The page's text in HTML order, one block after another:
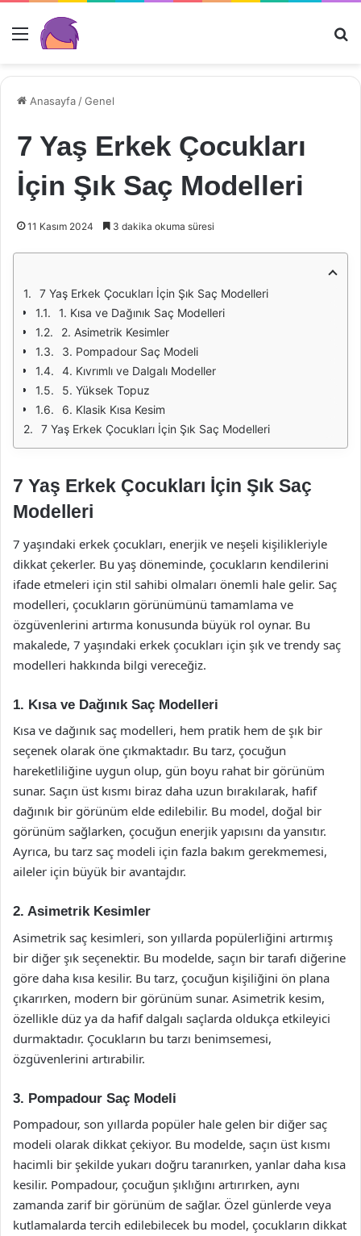
Menü
Anasayfa /Genel
7 Yaş Erkek Çocukları
İçin Şık Saç Modelleri
11 Kasım 2024 3 dakika okuma süresi
7 Yaş Erkek Çocukları İçin Şık Saç Modelleri
1. Kısa ve Dağınık Saç Modelleri
2. Asimetrik Kesimler
3. Pompadour Saç Modeli
4. Kıvrımlı ve Dalgalı Modeller
5. Yüksek Topuz
6. Klasik Kısa Kesim
7 Yaş Erkek Çocukları İçin Şık Saç Modelleri
7 Yaş Erkek Çocukları İçin Şık Saç
Modelleri
7 yaşındaki erkek çocukları, enerjik ve neşeli kişilikleriyle
dikkat çekerler. Bu yaş döneminde, çocukların kendilerini
ifade etmeleri için stil sahibi olmaları önemli hale gelir. Saç
modelleri, çocukların görünümünü tamamlama ve
özgüvenlerini artırma konusunda büyük rol oynar. Bu
makalede, 7 yaşındaki erkek çocukları için şık ve trendy saç
modelleri hakkında bilgi vereceğiz.
1. Kısa ve Dağınık Saç Modelleri
Kısa ve dağınık saç modelleri, hem pratik hem de şık bir
seçenek olarak öne çıkmaktadır. Bu tarz, çocuğun
hareketliliğine uygun olup, gün boyu rahat bir görünüm
sunar. Saçın üst kısmı biraz daha uzun bırakılarak, hafif
dağınık bir görünüm elde edilebilir. Bu model, doğal bir
görünüm sağlarken, çocuğun enerjik yapısını da yansıtır.
Ayrıca, bu tarz saç modeli için fazla bakım gerekmemesi,
aileler için büyük bir avantajdır.
2. Asimetrik Kesimler
Asimetrik saç kesimleri, son yıllarda popülerliğini artırmış
bir diğer şık seçenektir. Bu modelde, saçın bir tarafı diğerine
göre daha kısa kesilir. Bu tarz, çocuğun kişiliğini ön plana
çıkarırken, modern bir görünüm sunar. Asimetrik kesim,
özellikle düz ya da hafif dalgalı saçlarda oldukça etkileyici
durmaktadır. Çocukların bu tarzı benimsemesi,
özgüvenlerini artırabilir.
3. Pompadour Saç Modeli
Pompadour, son yıllarda popüler hale gelen bir diğer saç
modeli olarak dikkat çekiyor. Bu modelde, saçın üst kısmı
hacimli bir şekilde yukarı doğru taranırken, yanlar daha kısa
kesilir. Pompadour, çocuğun şıklığını artırırken, aynı
zamanda zarif bir görünüm de sağlar. Özel günlerde veya
kutlamalarda tercih edilebilecek bu model, çocukların dikkat